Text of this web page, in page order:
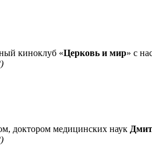
киноклуб «Церковь и мир» с
доктором медицинских наук